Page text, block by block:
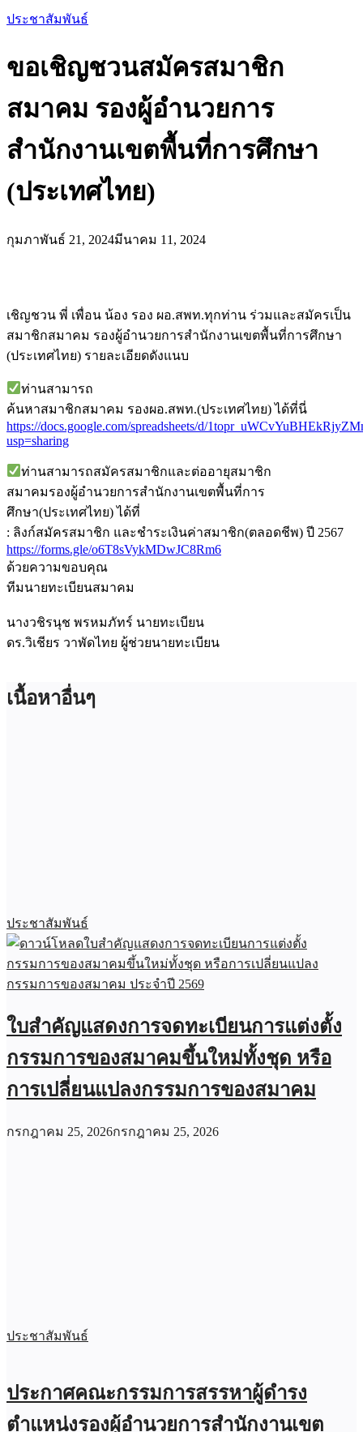
ประชาสัมพันธ์
ขอเชิญชวนสมัครสมาชิก
สมาคม รองผู้อำนวยการ
สำนักงานเขตพื้นที่การศึกษา
(ประเทศไทย)
กุมภาพันธ์ 21, 2024มีนาคม 11, 2024
เชิญชวน พี่ เพื่อน น้อง รอง ผอ.สพท.ทุกท่าน ร่วมและสมัครเป็น
สมาชิกสมาคม รองผู้อำนวยการสำนักงานเขตพื้นที่การศึกษา
(ประเทศไทย) รายละเอียดดังแนบ
ท่านสามารถ
ค้นหาสมาชิกสมาคม รองผอ.สพท.(ประเทศไทย) ได้ที่นี่
https://docs.google.com/spreadsheets/d/
usp=sharing
ท่านสามารถสมัครสมาชิกและต่ออายุสมาชิก
สมาคมรองผู้อำนวยการสำนักงานเขตพื้นที่การ
ศึกษา(ประเทศไทย) ได้ที่
: ลิงก์สมัครสมาชิก และชำระเงินค่าสมาชิก(ตลอดชีพ) ปี 2567
https://forms.gle/o6T8sVykMDwJC8Rm6
ด้วยความขอบคุณ
ทีมนายทะเบียนสมาคม
นางวชิรนุช พรหมภัทร์ นายทะเบียน
ดร.วิเชียร วาพัดไทย ผู้ช่วยนายทะเบียน
เนื้อหาอื่นๆ
ประชาสัมพันธ์
ใบสำคัญแสดงการจดทะเบียนการแต่งตั้ง
กรรมการของสมาคมขึ้นใหม่ทั้งชุด หรือ
การเปลี่ยนแปลงกรรมการของสมาคม
กรกฎาคม 25, 2026กรกฎาคม 25, 2026
ประชาสัมพันธ์
ประกาศคณะกรรมการสรรหาผู้ดำรง
ตำแหน่งรองผู้อำนวยการสำนักงานเขต